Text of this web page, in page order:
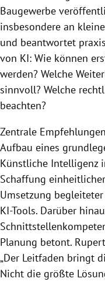
Baugewerbe
insbesondere an
und beantwortet
von KI: Wie können
werden? Welche
sinnvoll? Welche
beachten?
Zentrale
Aufbau eines
Künstliche Intelligenz
Schaffung
Umsetzung
KI-Tools. Darüber
Planung betont.
„Der Leitfaden bringt
Nicht die größte